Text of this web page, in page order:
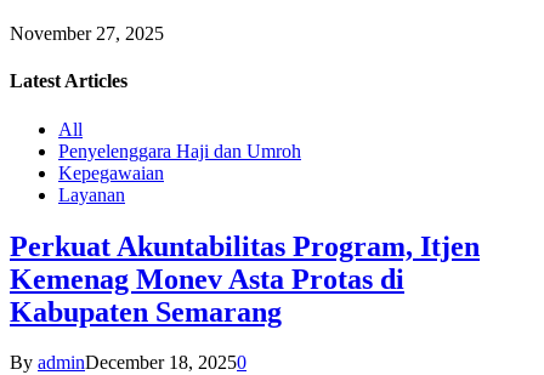
November 27, 2025
Latest Articles
All
Penyelenggara Haji dan Umroh
Kepegawaian
Layanan
Perkuat Akuntabilitas Program, Itjen
Kemenag Monev Asta Protas di
Kabupaten Semarang
By adminDecember 18, 20250